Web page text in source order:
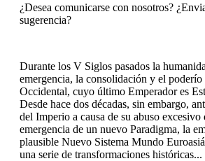
¿Desea comunicarse con nosotros?
sugerencia?
Durante los V Siglos pasados la
emergencia, la consolidación y el
Occidental, cuyo último Emperador es
Desde hace dos décadas, sin embargo,
del Imperio a causa de su abuso excesivo
emergencia de un nuevo Paradigma, la
plausible Nuevo Sistema Mundo
una serie de transformaciones históricas...